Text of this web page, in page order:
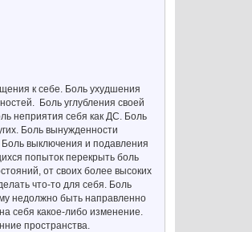
к себе. Боль ухудшения
Боль углубления своей
неприятия себя как ДС. Боль
Боль вынужденности
выключения и подавления
попыток перекрыть боль
от своих более высоких
что-то для себя. Боль
недолжно быть направленно
себя какое-либо изменение.
пространства.